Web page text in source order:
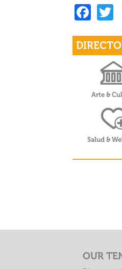
F
a
c
e
b
o
Arte &
Salud &
OUR